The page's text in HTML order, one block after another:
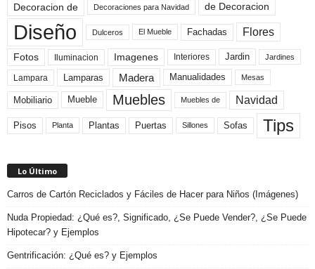
Decoracion de Decoraciones para Navidad de Decoracion
Diseño Dulceros El Mueble Fachadas Flores
Fotos Iluminacion Imagenes Interiores Jardin Jardines
Lampara Lamparas Madera Manualidades Mesas
Mobiliario Mueble Muebles Muebles de Navidad
Pisos Planta Plantas Puertas Sillones Sofas Tips
Lo Último
Carros de Cartón Reciclados y Fáciles de Hacer para Niños (Imágenes)
Nuda Propiedad: ¿Qué es?, Significado, ¿Se Puede Vender?, ¿Se Puede
Hipotecar? y Ejemplos
Gentrificación: ¿Qué es? y Ejemplos